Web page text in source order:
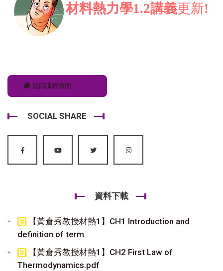
材料熱力學1.2講義更新!
返回課程頁面
SOCIAL SHARE
資料下載
【黃倉秀教授材熱1】CH1 Introduction and
definition of term
【黃倉秀教授材熱1】CH2 First Law of
Thermodynamics.pdf